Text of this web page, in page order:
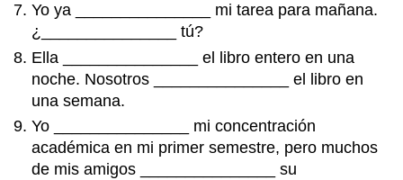
Yo ya _______________ mi tarea para mañana.
¿_______________ tú?
Ella _______________ el libro entero en una
noche. Nosotros _______________ el libro en
una semana.
Yo _______________ mi concentración
académica en mi primer semestre, pero muchos
de mis amigos _______________ su